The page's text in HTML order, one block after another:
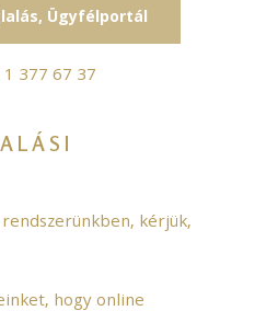
Ügyfélportál
1 377 67 37
kérjük,
hogy online